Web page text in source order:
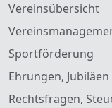
Vereinsübersicht
Sportförderung
Ehrungen, Jubiläen
Rechtsfragen,